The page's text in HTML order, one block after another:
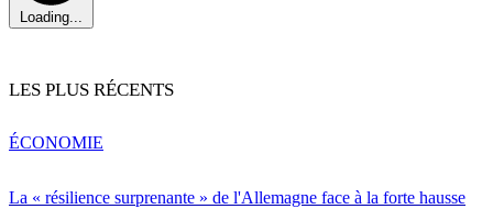
Loading...
LES PLUS RÉCENTS
La « résilience surprenante » de l'Allemagne face à la forte hausse
ÉCONOMIE